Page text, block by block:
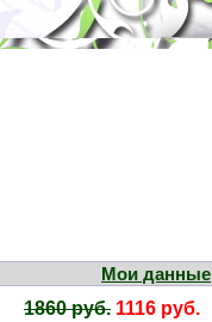
Мои данные
1860 руб. 1116 руб.